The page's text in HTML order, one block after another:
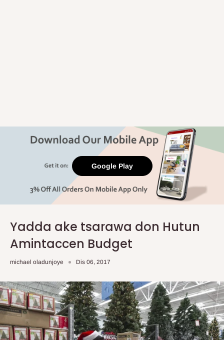
Google Play
Yadda ake tsarawa don Hutun
Amintaccen Budget
michael oladunjoye Dis 06, 2017